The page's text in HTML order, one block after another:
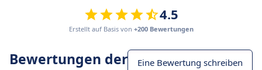
4.5
Erstellt auf Basis von +200 Bewertungen
Bewertungen der
Eine Bewertung schreiben